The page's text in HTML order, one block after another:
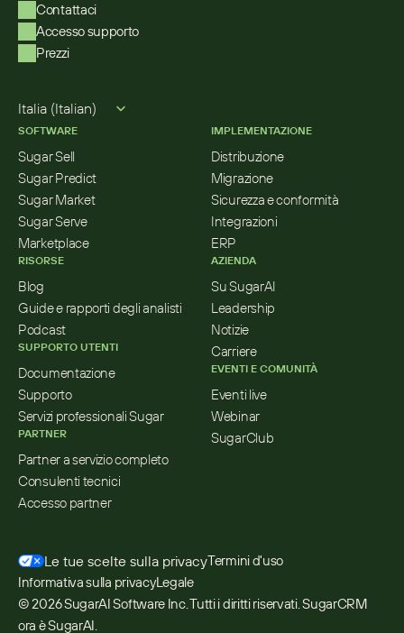
Contattaci
Accesso supporto
Prezzi
Italia (Italian)
SOFTWARE
Sugar Sell
Sugar Predict
Sugar Market
Sugar Serve
Marketplace
RISORSE
Blog
Guide e rapporti degli analisti
Podcast
SUPPORTO UTENTI
Documentazione
Supporto
Servizi professionali Sugar
PARTNER
Partner a servizio completo
Consulenti tecnici
Accesso partner
IMPLEMENTAZIONE
Distribuzione
Migrazione
Sicurezza e conformità
Integrazioni
ERP
AZIENDA
Su SugarAI
Leadership
Notizie
Carriere
EVENTI E COMUNITÀ
Eventi live
Webinar
SugarClub
Le tue scelte sulla privacyTermini d'uso
Informativa sulla privacyLegale
© 2026 SugarAI Software Inc. Tutti i diritti riservati. SugarCRM
ora è SugarAI.